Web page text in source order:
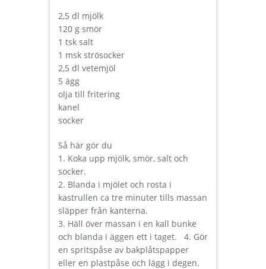
2,5 dl mjölk
120 g smör
1 tsk salt
1 msk strösocker
2,5 dl vetemjöl
5 ägg
olja till fritering
kanel
socker
Så här gör du
1. Koka upp mjölk, smör, salt och
socker.
2. Blanda i mjölet och rosta i
kastrullen ca tre minuter tills massan
släpper från kanterna.
3. Häll över massan i en kall bunke
och blanda i äggen ett i taget. 4. Gör
en spritspåse av bakplåtspapper
eller en plastpåse och lägg i degen.